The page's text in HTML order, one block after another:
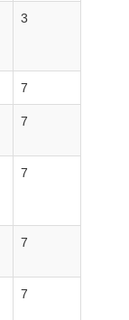
3
7
7
7
7
7